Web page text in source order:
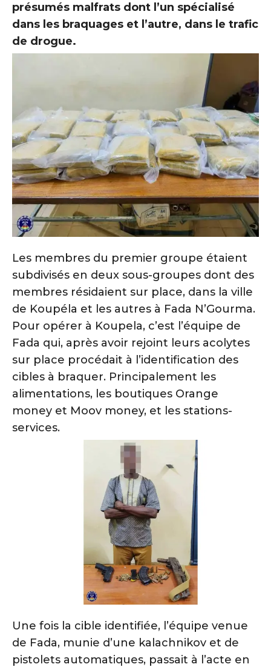
présumés malfrats dont l’un spécialisé
dans les braquages et l’autre, dans le trafic
de drogue.
‎Les membres du premier groupe étaient
subdivisés en deux sous-groupes dont des
membres résidaient sur place, dans la ville
de Koupéla et les autres à Fada N’Gourma.
Pour opérer à Koupela, c’est l’équipe de
Fada qui, après avoir rejoint leurs acolytes
sur place procédait à l’identification des
cibles à braquer. Principalement les
alimentations, les boutiques Orange
money et Moov money, et les stations-
services.
Une fois la cible identifiée, l’équipe venue
de Fada, munie d’une kalachnikov et de
pistolets automatiques, passait à l’acte en